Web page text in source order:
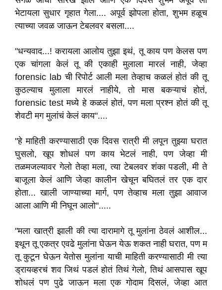
भेटायला सुधार गृहात गेला.... अपूर्व झोपला होता, शुभम हळूच
त्याच्या जवळ जाऊन टेबलवर बसला....
"धन्यवाद...! करायला आलोय तुझा इथं, तू काय पण केलस पण
एक चांगला केलं तू की एकाही मुलाला मारलं नाही, जेव्हा
forensic lab ची रिपोर्ट आली मला तेव्हाच कळलं होतं की तू
कुठल्याच मुलाला मारलं नाहीये, तो मास बकऱ्याचं होतं,
forensic test मध्ये हे कळलं होतं, पण मला प्रश्न होतं की तू
शेवटी मग मुलांचं केलं काय"....
"हे माहिती करण्यासाठी एक दिवस रात्री मी लपून तुझ्या घरात
घुसलो, खूप शोधलं पण काय भेटलं नाही, पण जेव्हा मी
तळमजल्यावर गेलो तेव्हा मला, त्या टेबलवर शंका पडली, मी ते
बाजूला केलं आणि जेव्हा कालीन खेचून बघितलं तर एक दार
होता... खाली जाण्याच्या मार्ग, पण तेव्हाच मला तुझा आवाज
आला आणि मी निघून आलो".....
"मला खात्री झाली की त्या दारामागे तू मुलांना ठेवलं आशील...
इथून तू एकत्र एवढे मुलांना घेऊन येऊ शकत नाही घरात, पण म
तू कुटून घेऊन येतोस मुलांना याची माहिती करण्यासाठी मी त्या
ड्रायव्हरचं शव जिथं पडलं होतं तिथं गेलो, तिथं आसपास खूप
शोधलं पण पुढे जाऊन मला एक गोदाम दिसलं, जेव्हा आत